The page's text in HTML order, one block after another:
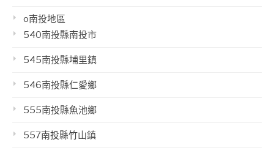
o南投地區
540南投縣南投市
545南投縣埔里鎮
546南投縣仁愛鄉
555南投縣魚池鄉
557南投縣竹山鎮